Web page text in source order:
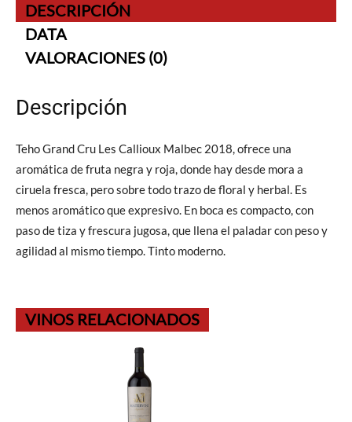
DESCRIPCIÓN
DATA
VALORACIONES (0)
Descripción
Teho Grand Cru Les Callioux Malbec 2018, ofrece una
aromática de fruta negra y roja, donde hay desde mora a
ciruela fresca, pero sobre todo trazo de floral y herbal. Es
menos aromático que expresivo. En boca es compacto, con
paso de tiza y frescura jugosa, que llena el paladar con peso y
agilidad al mismo tiempo. Tinto moderno.
VINOS RELACIONADOS